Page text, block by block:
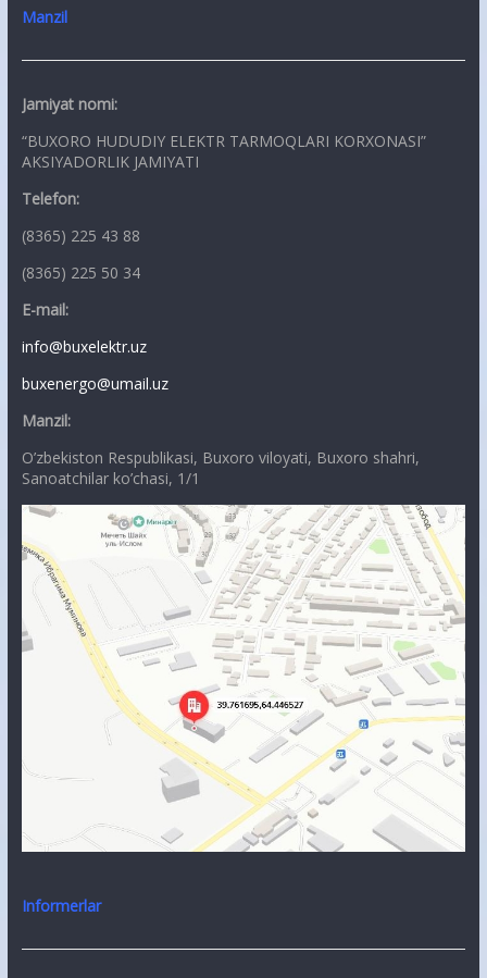
Manzil
Jamiyat nomi:
“BUXORO HUDUDIY ELEKTR TARMOQLARI KORXONASI”
AKSIYADORLIK JAMIYATI
Telefon:
(8365) 225 43 88
(8365) 225 50 34
E-mail:
info@buxelektr.uz
buxenergo@umail.uz
Manzil:
O’zbekiston Respublikasi, Buxoro viloyati, Buxoro shahri,
Sanoatchilar ko’chasi, 1/1
Informerlar